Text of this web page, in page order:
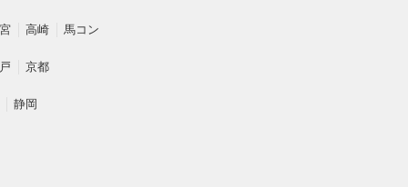
高崎 馬コン
京都
静岡